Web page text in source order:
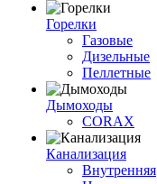
Горелки
Газовые
Дизельные
Пеллетные
Дымоходы
CORAX
Канализация
Внутренняя